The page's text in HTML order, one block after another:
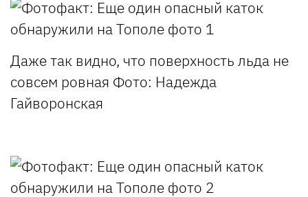
Даже так видно, что поверхность льда не
совсем ровная Фото: Надежда
Гайворонская